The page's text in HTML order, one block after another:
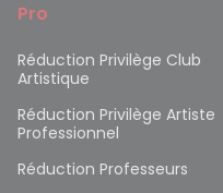
Pro
Réduction Privilège Club
Artistique
Réduction Privilège Artiste
Professionnel
Réduction Professeurs